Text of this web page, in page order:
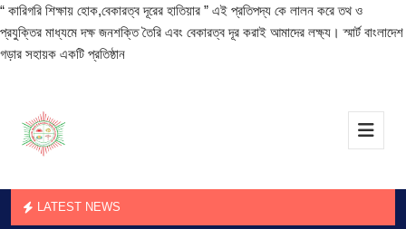
“ কারিগরি শিক্ষায় হোক,বেকারত্ব দূরের হাতিয়ার ” এই প্রতিপদ্য কে লালন করে তথ ও
প্রযুক্তির মাধ্যমে দক্ষ জনশক্তি তৈরি এবং বেকারত্ব দূর করাই আমাদের লক্ষ্য। স্মার্ট বাংলাদেশ
গড়ার সহায়ক একটি প্রতিষ্ঠান
LATEST NEWS